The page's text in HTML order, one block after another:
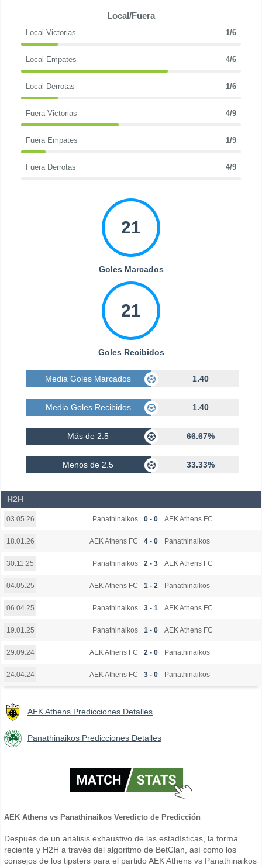
Local/Fuera
Local Victorias 1/6
Local Empates 4/6
Local Derrotas 1/6
Fuera Victorias 4/9
Fuera Empates 1/9
Fuera Derrotas 4/9
21
Goles Marcados
21
Goles Recibidos
Media Goles Marcados 1.40
Media Goles Recibidos 1.40
Más de 2.5 66.67%
Menos de 2.5 33.33%
H2H
03.05.26 Panathinaikos 0 - 0 AEK Athens FC
18.01.26 AEK Athens FC 4 - 0 Panathinaikos
30.11.25 Panathinaikos 2 - 3 AEK Athens FC
04.05.25 AEK Athens FC 1 - 2 Panathinaikos
06.04.25 Panathinaikos 3 - 1 AEK Athens FC
19.01.25 Panathinaikos 1 - 0 AEK Athens FC
29.09.24 AEK Athens FC 2 - 0 Panathinaikos
24.04.24 AEK Athens FC 3 - 0 Panathinaikos
AEK Athens Predicciones Detalles
Panathinaikos Predicciones Detalles
AEK Athens vs Panathinaikos Veredicto de Predicción
Después de un análisis exhaustivo de las estadísticas, la forma
reciente y H2H a través del algoritmo de BetClan, así como los
consejos de los tipsters para el partido AEK Athens vs Panathinaikos